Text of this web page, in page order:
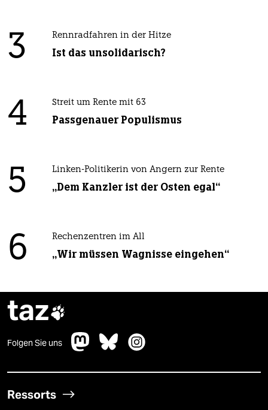
3 Rennradfahren in der Hitze
Ist das unsolidarisch?
4 Streit um Rente mit 63
Passgenauer Populismus
5 Linken-Politikerin von Angern zur Rente
„Dem Kanzler ist der Osten egal“
6 Rechenzentren im All
„Wir müssen Wagnisse eingehen“
taz
Folgen Sie uns
Ressorts